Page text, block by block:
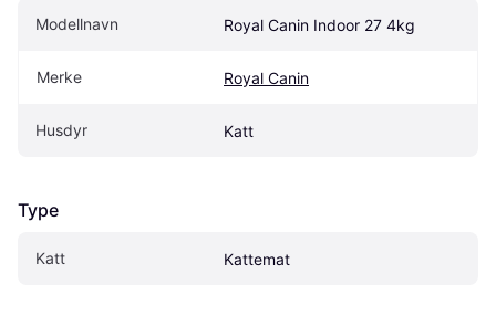
Modellnavn Royal Canin Indoor 27 4kg
Merke Royal Canin
Husdyr Katt
Type
Katt Kattemat